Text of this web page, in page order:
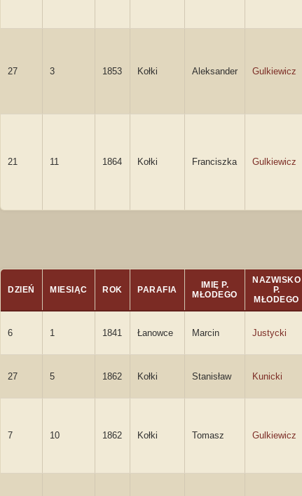
27 3 1853 Kołki Aleksander Gulkiewicz
21 11 1864 Kołki Franciszka Gulkiewicz
DZIEŃ MIESIĄC ROK PARAFIA
IMIĘ P.
MŁODEGO
NAZWISKO
P.
MŁODEGO
6 1 1841 Łanowce Marcin Justycki
27 5 1862 Kołki Stanisław Kunicki
7 10 1862 Kołki Tomasz Gulkiewicz